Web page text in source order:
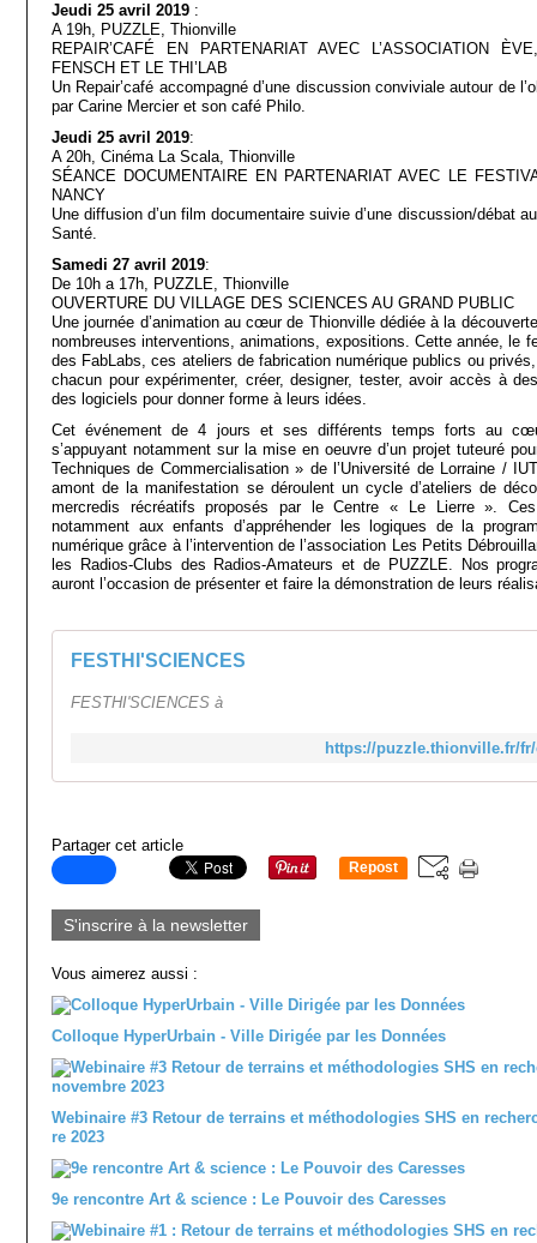
Jeudi 25 avril 2019 :
A 19h, PUZZLE, Thionville
REPAIR’CAFÉ EN PARTENARIAT AVEC L’ASSOCIATION
FENSCH ET LE THI’LAB
Un Repair’café accompagné d’une discussion conviviale autour de
par Carine Mercier et son café Philo.
Jeudi 25 avril 2019:
A 20h, Cinéma La Scala, Thionville
SÉANCE DOCUMENTAIRE EN PARTENARIAT AVEC LE
NANCY
Une diffusion d’un film documentaire suivie d’une discussion/débat
Santé.
Samedi 27 avril 2019:
De 10h a 17h, PUZZLE, Thionville
OUVERTURE DU VILLAGE DES SCIENCES AU GRAND PUBLIC
Une journée d’animation au cœur de Thionville dédiée à la
nombreuses interventions, animations, expositions. Cette année, le
des FabLabs, ces ateliers de fabrication numérique publics ou
chacun pour expérimenter, créer, designer, tester, avoir accès à
des logiciels pour donner forme à leurs idées.
Cet événement de 4 jours et ses différents temps forts au
s’appuyant notamment sur la mise en oeuvre d’un projet tuteuré
Techniques de Commercialisation » de l’Université de Lorraine /
amont de la manifestation se déroulent un cycle d’ateliers de
mercredis récréatifs proposés par le Centre « Le Lierre ».
notamment aux enfants d’appréhender les logiques de la
numérique grâce à l’intervention de l’association Les Petits
les Radios-Clubs des Radios-Amateurs et de PUZZLE. Nos
auront l’occasion de présenter et faire la démonstration de leurs
FESTHI'SCIENCES
FESTHI'SCIENCES à
https://puzzle.thionville.fr/
Partager cet article
Repost
S'inscrire à la newsletter
Vous aimerez aussi :
Colloque HyperUrbain - Ville Dirigée par les Données
Webinaire #3 Retour de terrains et méthodologies SHS en
re 2023
9e rencontre Art & science : Le Pouvoir des Caresses